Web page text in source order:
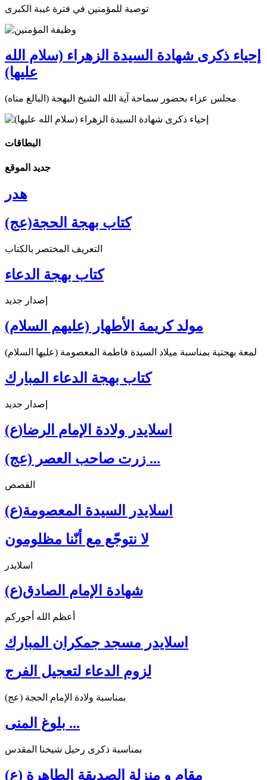
توصية للمؤمنين في فترة غيبة الكبرى
إحياء ذكرى شهادة السيدة الزهراء (سلام الله
عليها)
مجلس عزاء بحضور سماحة آية الله الشيخ البهجة (البالغ مناه)
البطاقات
جديد الموقع
هدر
كتاب بهجة الحجة(عج)
التعريف المختصر بالكتاب
كتاب بهجة الدعاء
إصدار جديد
مولد كريمة الأطهار (عليهم السلام)
لمعة بهجتية بمناسبة ميلاد السيدة فاطمة المعصومة (عليها السلام)
كتاب بهجة الدعاء المبارك
إصدار جديد
اسلايدر ولادة الإمام الرضا(ع)
زرت صاحب العصر (عج) ...
القصص
اسلايدر السيدة المعصومة(ع)
لا نتوجّع مع أنّنا مظلومون
اسلايدر
شهادة الإمام الصادق(ع)
أعظم الله أجوركم
اسلايدر مسجد جمكران المبارك
لزوم الدعاء لتعجيل الفرج
بمناسبة ولادة الإمام الحجة (عج)
بلوغ المنى ...
بمناسبة ذكرى رحيل شيخنا المقدس
مقام و منزلة الصديقة الطاهرة (ع)